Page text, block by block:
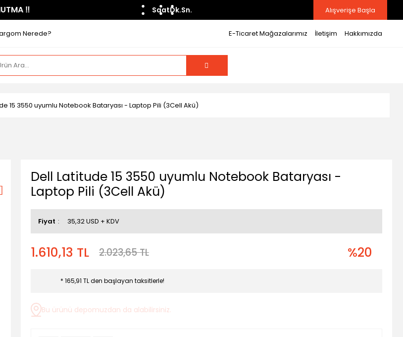
​‼️​ SaatDk.Sn. Alışverişe Başla
Nerede? E-Ticaret Mağazalarımız İletişim Hakkımızda
15 3550 uyumlu Notebook Bataryası - Laptop Pili (3Cell Akü)
Dell Latitude 15 3550 uyumlu Notebook Bataryası -
Laptop Pili (3Cell Akü)
Fiyat 35,32 USD + KDV
1.610,13 TL 2.023,65 TL %20
* 165,91 TL den başlayan taksitlerle!
Bu ürünü depomuzdan da alabilirsiniz.